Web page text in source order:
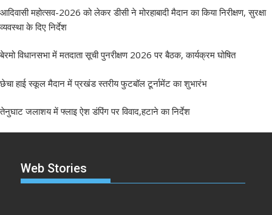
आदिवासी महोत्सव-2026 को लेकर डीसी ने मोरहाबादी मैदान का किया निरीक्षण, सुरक्षा
व्यवस्था के दिए निर्देश
बेरमो विधानसभा में मतदाता सूची पुनरीक्षण 2026 पर बैठक, कार्यक्रम घोषित
छेचा हाई स्कूल मैदान में प्रखंड स्तरीय फुटबॉल टूर्नामेंट का शुभारंभ
तेनुघाट जलाशय में फ्लाइ ऐश डंपिंग पर विवाद,हटाने का निर्देश
Web Stories